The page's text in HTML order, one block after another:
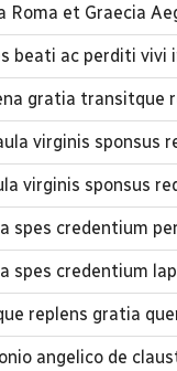
Roma et Graecia
beati ac perditi
gratia transitque
virginis sponsus
virginis sponsus
spes credentium
spes credentium
replens gratia
angelico de